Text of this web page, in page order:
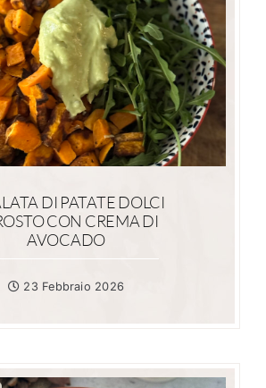
DI PATATE DOLCI
CON CREMA DI
AVOCADO
23 Febbraio 2026